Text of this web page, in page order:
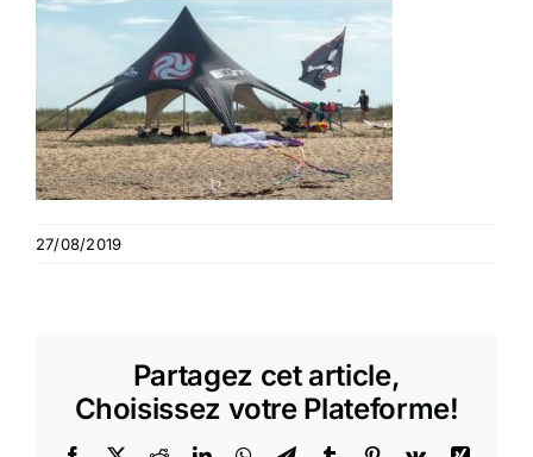
27/08/2019
Partagez cet article,
Choisissez votre Plateforme!